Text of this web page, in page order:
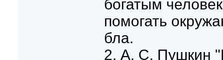
богатым
помогать
бла.
2. А. С. Пушкин